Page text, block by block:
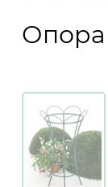
Опора